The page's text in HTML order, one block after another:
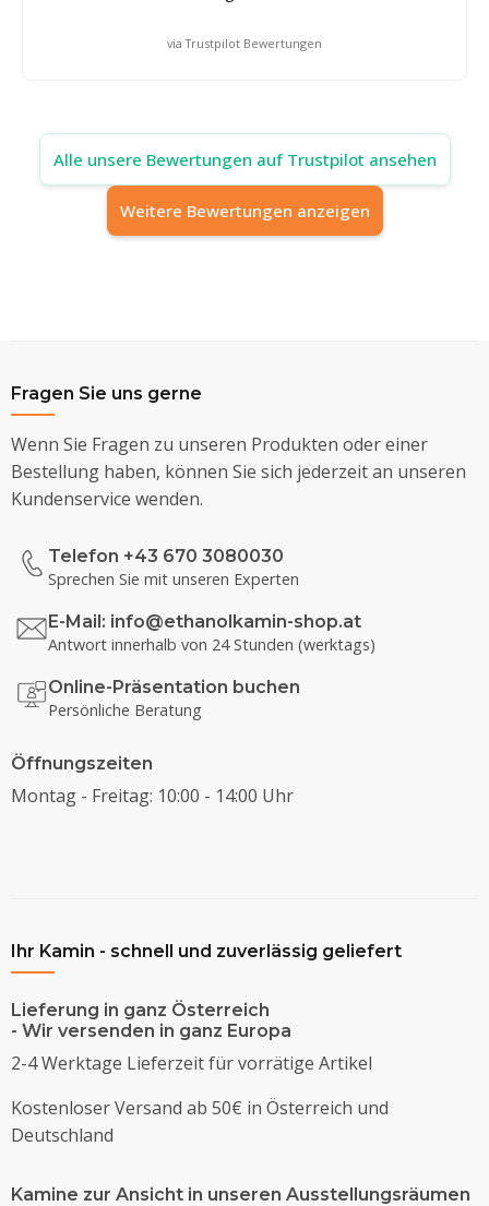
via Trustpilot Bewertungen
Alle unsere Bewertungen auf Trustpilot ansehen
Weitere Bewertungen anzeigen
Fragen Sie uns gerne
Wenn Sie Fragen zu unseren Produkten oder einer
Bestellung haben, können Sie sich jederzeit an unseren
Kundenservice wenden.
Telefon +43 670 3080030
Sprechen Sie mit unseren Experten
E-Mail: info@ethanolkamin-shop.at
Antwort innerhalb von 24 Stunden (werktags)
Online-Präsentation buchen
Persönliche Beratung
Öffnungszeiten
Montag - Freitag: 10:00 - 14:00 Uhr
Ihr Kamin - schnell und zuverlässig geliefert
Lieferung in ganz Österreich
- Wir versenden in ganz Europa
2-4 Werktage Lieferzeit für vorrätige Artikel
Kostenloser Versand ab 50€ in Österreich und
Deutschland
Kamine zur Ansicht in unseren Ausstellungsräumen